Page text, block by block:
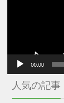
00:00
人気の記事